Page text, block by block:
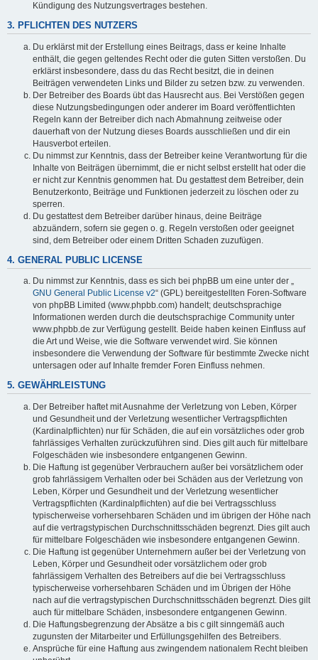
Kündigung des Nutzungsvertrages bestehen.
3. PFLICHTEN DES NUTZERS
Du erklärst mit der Erstellung eines Beitrags, dass er keine Inhalte
enthält, die gegen geltendes Recht oder die guten Sitten verstoßen. Du
erklärst insbesondere, dass du das Recht besitzt, die in deinen
Beiträgen verwendeten Links und Bilder zu setzen bzw. zu verwenden.
Der Betreiber des Boards übt das Hausrecht aus. Bei Verstößen gegen
diese Nutzungsbedingungen oder anderer im Board veröffentlichten
Regeln kann der Betreiber dich nach Abmahnung zeitweise oder
dauerhaft von der Nutzung dieses Boards ausschließen und dir ein
Hausverbot erteilen.
Du nimmst zur Kenntnis, dass der Betreiber keine Verantwortung für die
Inhalte von Beiträgen übernimmt, die er nicht selbst erstellt hat oder die
er nicht zur Kenntnis genommen hat. Du gestattest dem Betreiber, dein
Benutzerkonto, Beiträge und Funktionen jederzeit zu löschen oder zu
sperren.
Du gestattest dem Betreiber darüber hinaus, deine Beiträge
abzuändern, sofern sie gegen o. g. Regeln verstoßen oder geeignet
sind, dem Betreiber oder einem Dritten Schaden zuzufügen.
4. GENERAL PUBLIC LICENSE
Du nimmst zur Kenntnis, dass es sich bei phpBB um eine unter der „
GNU General Public License v2“ (GPL) bereitgestellten Foren-Software
von phpBB Limited (www.phpbb.com) handelt; deutschsprachige
Informationen werden durch die deutschsprachige Community unter
www.phpbb.de zur Verfügung gestellt. Beide haben keinen Einfluss auf
die Art und Weise, wie die Software verwendet wird. Sie können
insbesondere die Verwendung der Software für bestimmte Zwecke nicht
untersagen oder auf Inhalte fremder Foren Einfluss nehmen.
5. GEWÄHRLEISTUNG
Der Betreiber haftet mit Ausnahme der Verletzung von Leben, Körper
und Gesundheit und der Verletzung wesentlicher Vertragspflichten
(Kardinalpflichten) nur für Schäden, die auf ein vorsätzliches oder grob
fahrlässiges Verhalten zurückzuführen sind. Dies gilt auch für mittelbare
Folgeschäden wie insbesondere entgangenen Gewinn.
Die Haftung ist gegenüber Verbrauchern außer bei vorsätzlichem oder
grob fahrlässigem Verhalten oder bei Schäden aus der Verletzung von
Leben, Körper und Gesundheit und der Verletzung wesentlicher
Vertragspflichten (Kardinalpflichten) auf die bei Vertragsschluss
typischerweise vorhersehbaren Schäden und im übrigen der Höhe nach
auf die vertragstypischen Durchschnittsschäden begrenzt. Dies gilt auch
für mittelbare Folgeschäden wie insbesondere entgangenen Gewinn.
Die Haftung ist gegenüber Unternehmern außer bei der Verletzung von
Leben, Körper und Gesundheit oder vorsätzlichem oder grob
fahrlässigem Verhalten des Betreibers auf die bei Vertragsschluss
typischerweise vorhersehbaren Schäden und im Übrigen der Höhe
nach auf die vertragstypischen Durchschnittsschäden begrenzt. Dies gilt
auch für mittelbare Schäden, insbesondere entgangenen Gewinn.
Die Haftungsbegrenzung der Absätze a bis c gilt sinngemäß auch
zugunsten der Mitarbeiter und Erfüllungsgehilfen des Betreibers.
Ansprüche für eine Haftung aus zwingendem nationalem Recht bleiben